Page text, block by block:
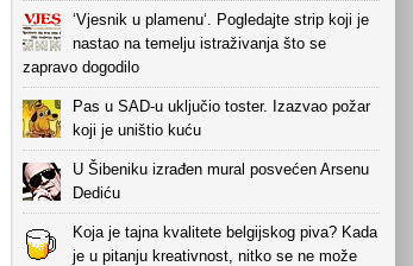
‘Vjesnik u plamenu‘. Pogledajte strip koji je
nastao na temelju istraživanja što se
zapravo dogodilo
Pas u SAD-u uključio toster. Izazvao požar
koji je uništio kuću
U Šibeniku izrađen mural posvećen Arsenu
Dediću
Koja je tajna kvalitete belgijskog piva? Kada
je u pitanju kreativnost, nitko se ne može